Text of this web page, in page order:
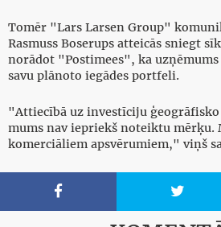
Tomēr "Lars Larsen Group"
Rasmuss Boserups atteicās sniegt
norādot "Postimees", ka
savu plānoto iegādes portfeli.
"Attiecībā uz investīciju
mums nav iepriekš noteiktu mērķu.
komerciāliem apsvērumiem," viņš
 